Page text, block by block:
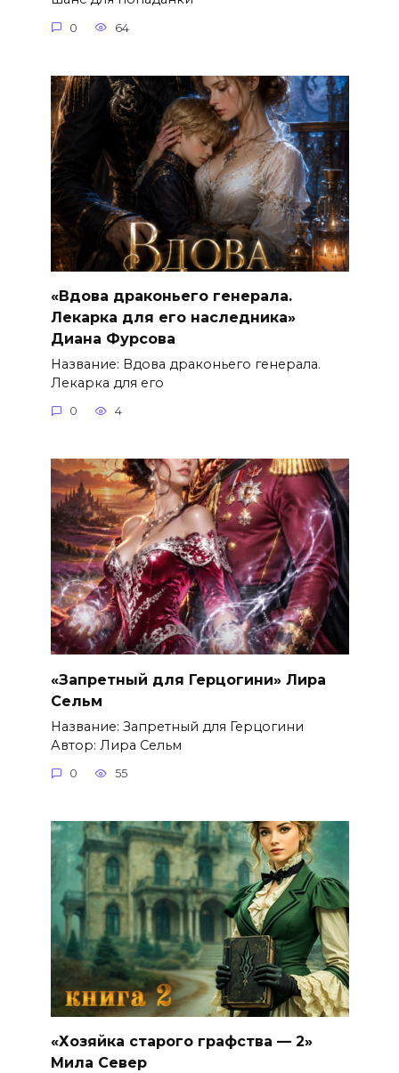
0 64
«Вдова драконьего генерала.
Лекарка для его наследника»
Диана Фурсова
Название: Вдова драконьего генерала.
Лекарка для его
0 4
«Запретный для Герцогини» Лира
Сельм
Название: Запретный для Герцогини
Автор: Лира Сельм
0 55
«Хозяйка старого графства — 2»
Мила Север